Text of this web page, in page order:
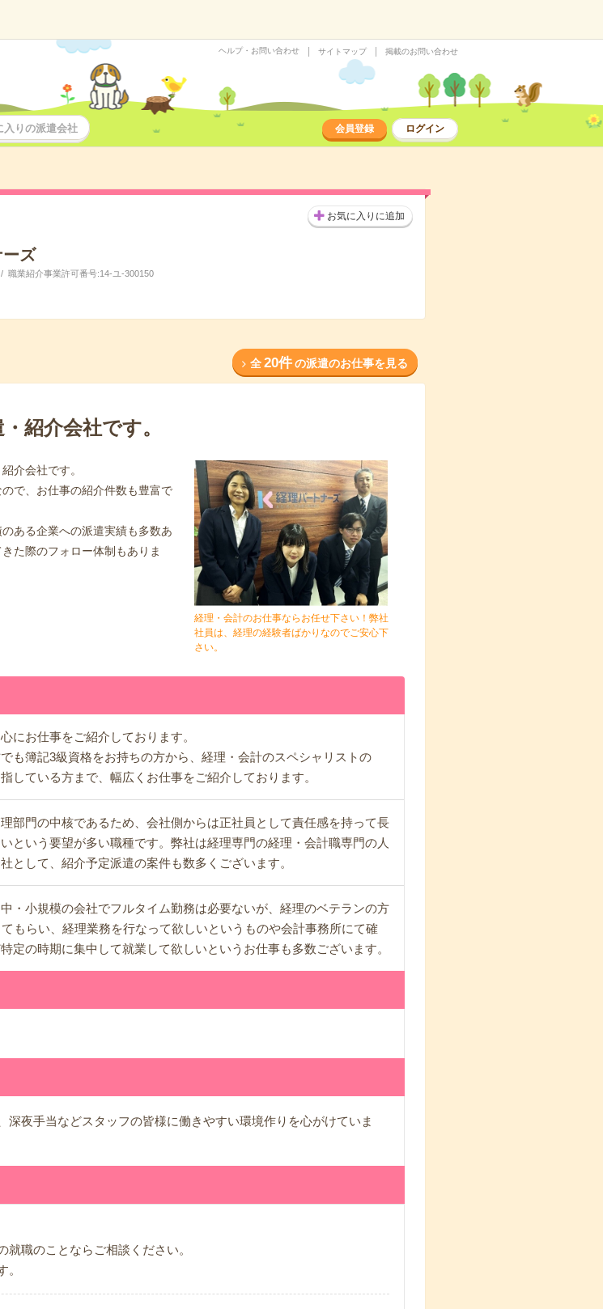
ヘルプ・お問い合わせ サイトマップ 掲載のお問い合わせ
入りの派遣会社 会員登録 ログイン
ズ
職業紹介事業許可番号:14-ユ-300150
お気に入りに追加
全 20件 の派遣のお仕事を見る
紹介会社です。
介会社です。
で、お仕事の紹介件数も豊富で
ある企業への派遣実績も多数あ
た際のフォロー体制もありま
経理・会計のお仕事ならお任せ下さい！弊社
社員は、経理の経験者ばかりなのでご安心下
さい。
にお仕事をご紹介しております。
も簿記3級資格をお持ちの方から、経理・会計のスペシャリストの
している方まで、幅広くお仕事をご紹介しております。
部門の中核であるため、会社側からは正社員として責任感を持って長
という要望が多い職種です。弊社は経理専門の経理・会計職専門の人
として、紹介予定派遣の案件も数多くございます。
・小規模の会社でフルタイム勤務は必要ないが、経理のベテランの方
もらい、経理業務を行なって欲しいというものや会計事務所にて確
定の時期に集中して就業して欲しいというお仕事も多数ございます。
夜手当などスタッフの皆様に働きやすい環境作りを心がけていま
職のことならご相談ください。